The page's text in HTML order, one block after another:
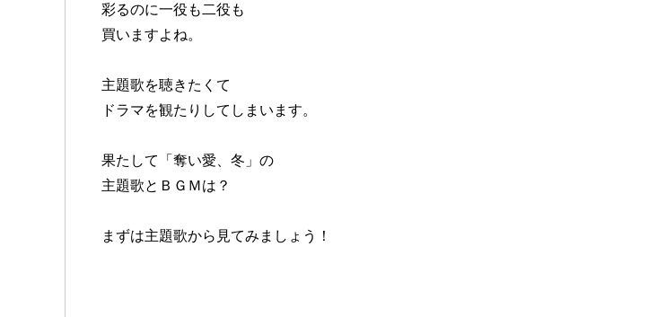
彩るのに一役も二役も
買いますよね。
主題歌を聴きたくて
ドラマを観たりしてしまいます。
果たして「奪い愛、冬」の
主題歌とＢＧＭは？
まずは主題歌から見てみましょう！